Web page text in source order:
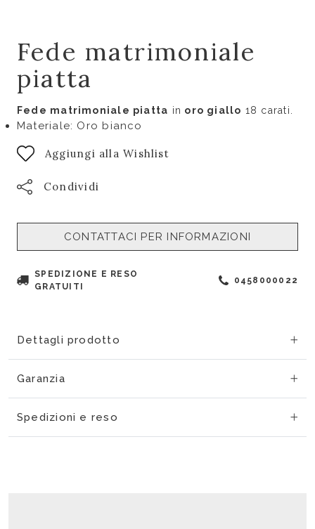
Fede matrimoniale
piatta
Fede matrimoniale piatta in oro giallo 18 carati.
Materiale: Oro bianco
Aggiungi alla Wishlist
Condividi
CONTATTACI PER INFORMAZIONI
SPEDIZIONE E RESO
GRATUITI
0458000022
Dettagli prodotto
Garanzia
Spedizioni e reso